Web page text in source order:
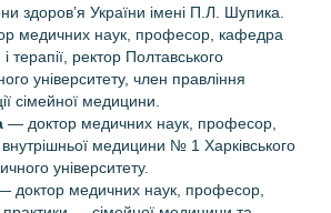
здоров’я України імені П.Л. Шупика.
медичних наук, професор, кафедра
терапії, ректор Полтавського
університету, член правління
сімейної медицини.
— доктор медичних наук, професор,
медицини № 1 Харківського
університету.
доктор медичних наук, професор,